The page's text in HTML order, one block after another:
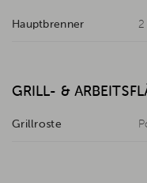
Hauptbrenner 2
GRILL- &
Grillroste